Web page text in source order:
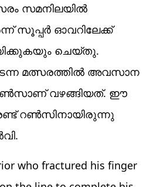
സമനിലയില്‍
സൂപ്പര്‍ ഓവറിലേക്ക്
ചെയ്തു.
മത്സരത്തില്‍ അവസാന
റണ്‍സാണ് വഴങ്ങിയത്. ഈ
റണ്‍സിനായിരുന്നു
who fractured his finger